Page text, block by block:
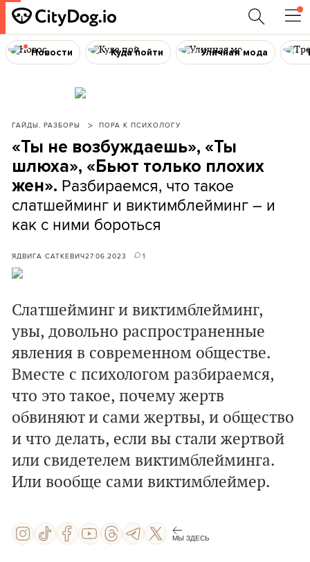
Новости Куда пойти Уличная мода
ГАЙДЫ, РАЗБОРЫ ПОРА К ПСИХОЛОГУ
«Ты не возбуждаешь», «Ты
шлюха», «Бьют только плохих
жен». Разбираемся, что такое
слатшейминг и виктимблейминг – и
как с ними бороться
ЯДВИГА САТКЕВИЧ27.06.2023 1
Слатшейминг и виктимблейминг,
увы, довольно распространенные
явления в современном обществе.
Вместе с психологом разбираемся,
что это такое, почему жертв
обвиняют и сами жертвы, и общество
и что делать, если вы стали жертвой
или свидетелем виктимблейминга.
Или вообще сами виктимблеймер.
МЫ ЗДЕСЬ